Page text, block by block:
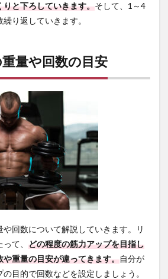
りと下ろしていきます。そして、1～4
り返していきます。
量や回数の目安
や回数について解説していきます。リ
て、 どの程度の筋力アップを目指し
や重量の目安が違ってきます。自分が
目的で回数などを設定しましょう。